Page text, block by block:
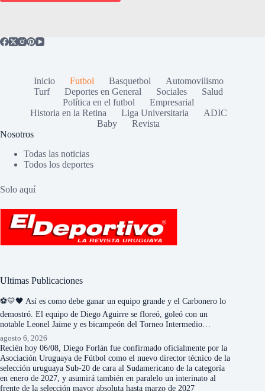
Inicio Futbol Basquetbol
Automovilismo
Turf
Deportes en General Sociales
Salud
Política en el futbol
Empresarial
Historia en la Retina
Liga Universitaria
ADIC
Baby
Revista
Nosotros
Todas las noticias
Todos los deportes
Solo aquí
Ultimas Publicaciones
⚽💛🖤 Así es como debe ganar un equipo grande y el Carbonero lo
demostró. El equipo de Diego Aguirre se floreó, goleó con un
notable Leonel Jaime y es bicampeón del Torneo Intermedio…
agosto 6, 2026
Recién hoy 06/08, Diego Forlán fue confirmado oficialmente por la
Asociación Uruguaya de Fútbol como el nuevo director técnico de la
selección uruguaya Sub-20 de cara al Sudamericano de la categoría
en enero de 2027, y asumirá también en paralelo un interinato al
frente de la selección mayor absoluta hasta marzo de 2027